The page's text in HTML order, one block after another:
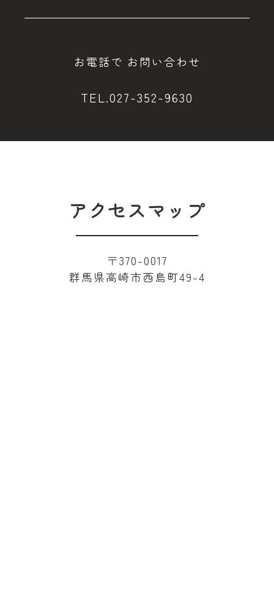
お電話で お問い合わせ
TEL.027-352-9630
アクセスマップ
〒370-0017
群馬県高崎市西島町49-4